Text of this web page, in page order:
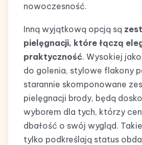
nowoczesność.
Inną wyjątkową opcją są
pielęgnacji, które łączą
praktyczność. Wysokiej
do golenia, stylowe flakony
starannie skomponowane
pielęgnacji brody, będą
wyborem dla tych, którzy
dbałość o swój wygląd.
tylko podkreślają status